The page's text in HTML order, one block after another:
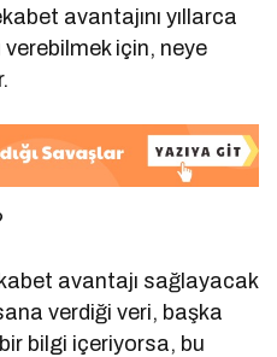
avantajını yıllarca
verebilmek için, neye
avantajı sağlayacak
verdiği veri, başka
bilgi içeriyorsa, bu